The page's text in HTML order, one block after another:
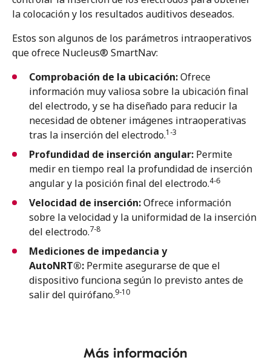
la colocación y los resultados auditivos deseados.
Estos son algunos de los parámetros intraoperativos
que ofrece Nucleus® SmartNav:
Comprobación de la ubicación:Ofrece
información muy valiosa sobre la ubicación final
del electrodo, y se ha diseñado para reducir la
necesidad de obtener imágenes intraoperativas
tras la inserción del electrodo.1-3
Profundidad de inserción angular: Permite
medir en tiempo real la profundidad de inserción
angular y la posición final del electrodo.4-6
Velocidad de inserción:Ofrece información
sobre la velocidad y la uniformidad de la inserción
del electrodo.7-8
Mediciones de impedancia y
AutoNRT®: Permite asegurarse de que el
dispositivo funciona según lo previsto antes de
salir del quirófano.9-10
Más información